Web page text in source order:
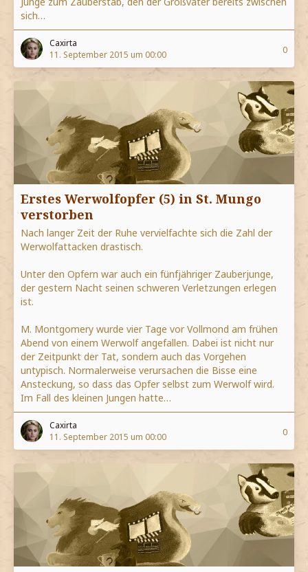
sich…
Caxirta
11. September 2015 um 00:00
0
Erstes Werwolfopfer (5) in St. Mungo
verstorben
Nach langer Zeit der Ruhe vervielfachte sich die Zahl der
Werwolfattacken drastisch.
Unter den Opfern war auch ein fünfjähriger Zauberjunge,
der gestern Nacht seinen schweren Verletzungen erlegen
ist.
M. Montgomery wurde vier Tage vor Vollmond am frühen
Abend von einem Werwolf angefallen. Dabei ist nicht nur
der Zeitpunkt der Tat, sondern auch das Vorgehen
untypisch. Normalerweise verursachen die Bisse eine
Ansteckung, so dass das Opfer selbst zum Werwolf wird.
Im Fall des kleinen Jungen hatte…
Caxirta
11. September 2015 um 00:00
0